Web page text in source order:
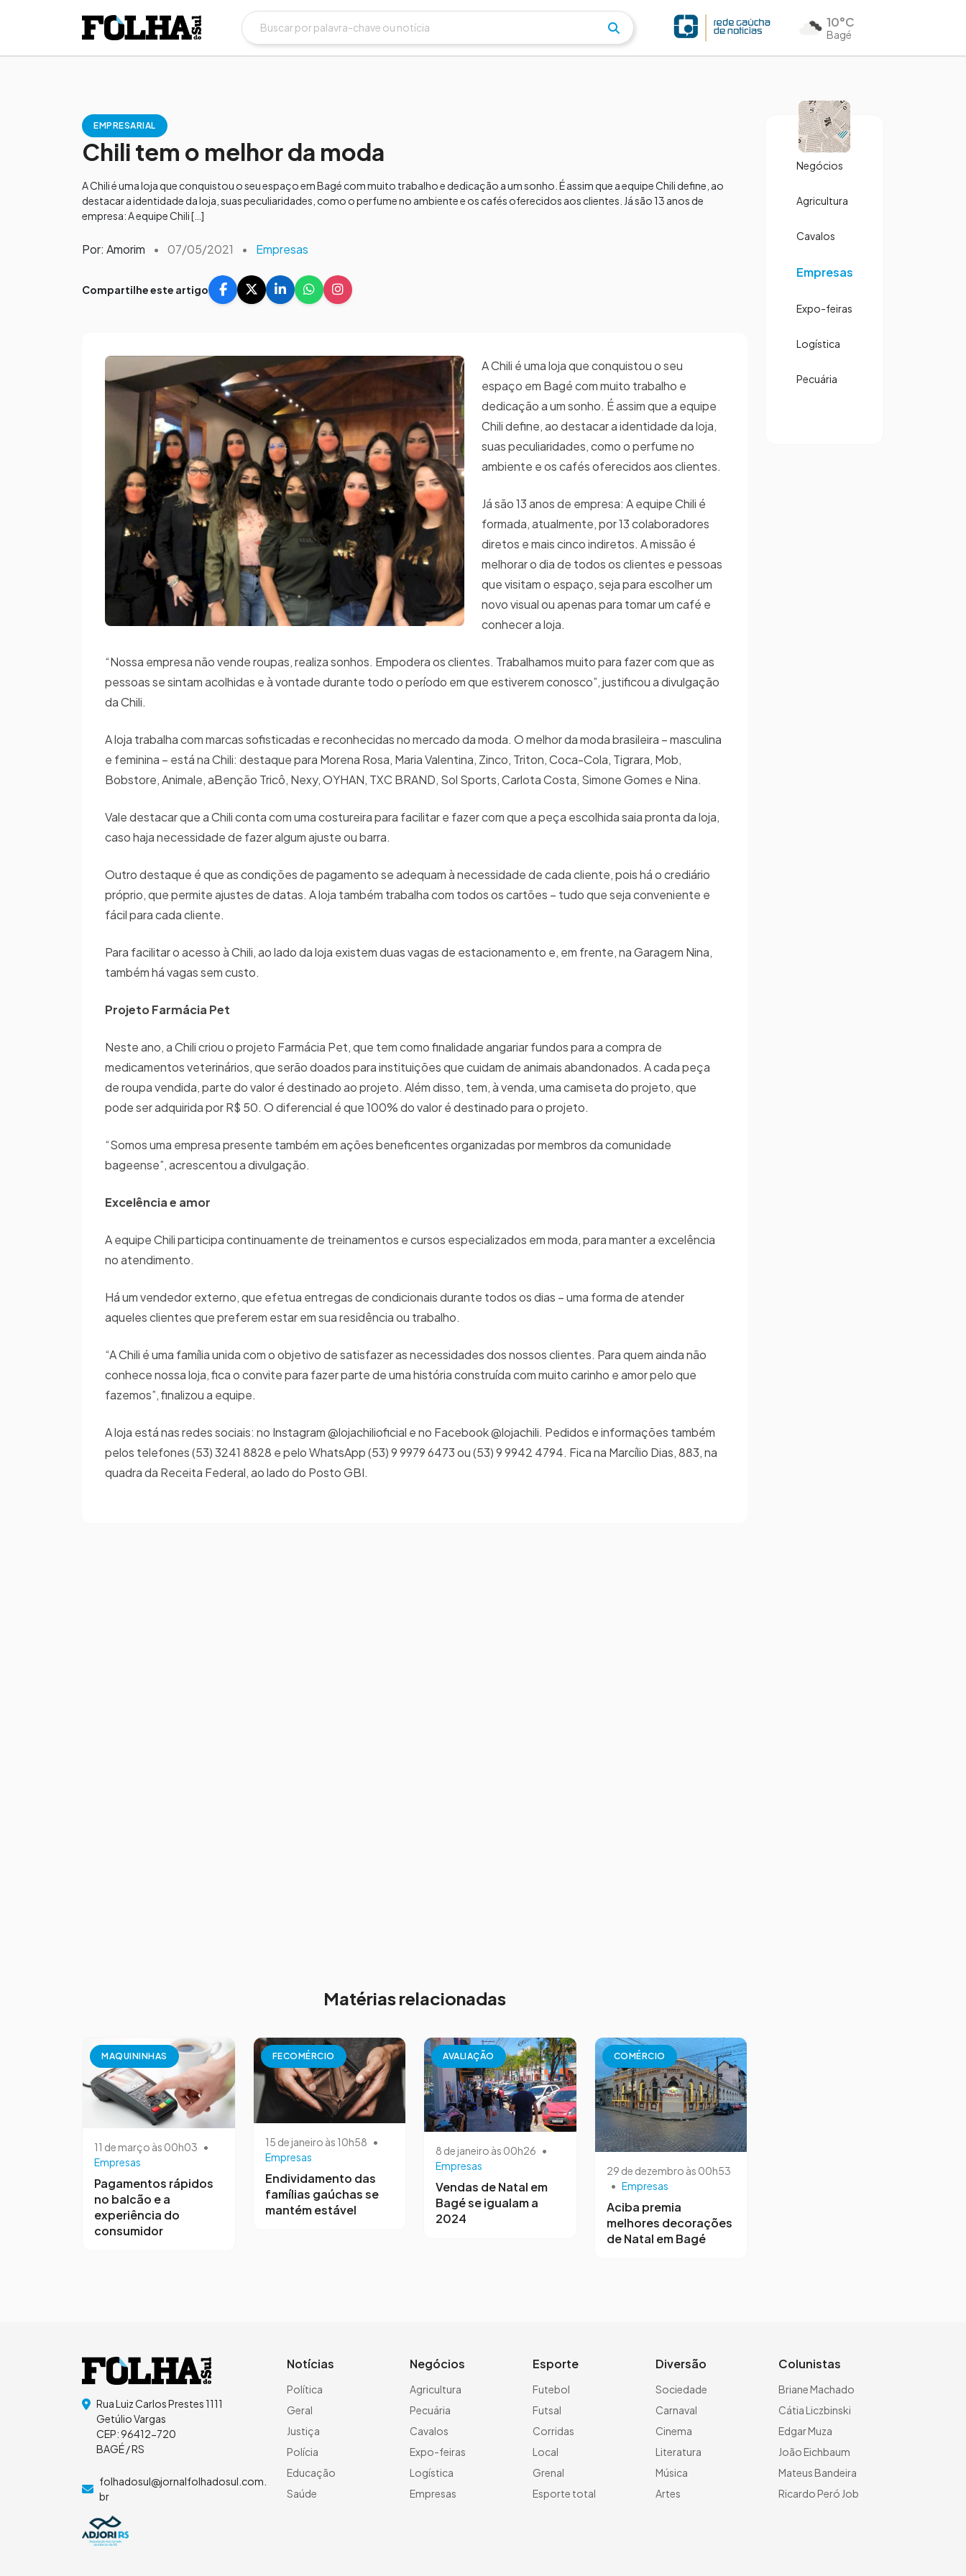
10°C
Bagé
EMPRESARIAL
Chili tem o melhor da moda
A Chili é uma loja que conquistou o seu espaço em Bagé com muito trabalho e dedicação a um sonho. É assim que a equipe Chili define, ao
destacar a identidade da loja, suas peculiaridades, como o perfume no ambiente e os cafés oferecidos aos clientes. Já são 13 anos de
empresa: A equipe Chili […]
Por: Amorim • 07/05/2021 • Empresas
Compartilhe este artigo
A Chili é uma loja que conquistou o seu
espaço em Bagé com muito trabalho e
dedicação a um sonho. É assim que a equipe
Chili define, ao destacar a identidade da loja,
suas peculiaridades, como o perfume no
ambiente e os cafés oferecidos aos clientes.
Já são 13 anos de empresa: A equipe Chili é
formada, atualmente, por 13 colaboradores
diretos e mais cinco indiretos. A missão é
melhorar o dia de todos os clientes e pessoas
que visitam o espaço, seja para escolher um
novo visual ou apenas para tomar um café e
conhecer a loja.
“Nossa empresa não vende roupas, realiza sonhos. Empodera os clientes. Trabalhamos muito para fazer com que as
pessoas se sintam acolhidas e à vontade durante todo o período em que estiverem conosco”, justificou a divulgação
da Chili.
A loja trabalha com marcas sofisticadas e reconhecidas no mercado da moda. O melhor da moda brasileira – masculina
e feminina – está na Chili: destaque para Morena Rosa, Maria Valentina, Zinco, Triton, Coca-Cola, Tigrara, Mob,
Bobstore, Animale, aBenção Tricô, Nexy, OYHAN, TXC BRAND, Sol Sports, Carlota Costa, Simone Gomes e Nina.
Vale destacar que a Chili conta com uma costureira para facilitar e fazer com que a peça escolhida saia pronta da loja,
caso haja necessidade de fazer algum ajuste ou barra.
Outro destaque é que as condições de pagamento se adequam à necessidade de cada cliente, pois há o crediário
próprio, que permite ajustes de datas. A loja também trabalha com todos os cartões – tudo que seja conveniente e
fácil para cada cliente.
Para facilitar o acesso à Chili, ao lado da loja existem duas vagas de estacionamento e, em frente, na Garagem Nina,
também há vagas sem custo.
Projeto Farmácia Pet
Neste ano, a Chili criou o projeto Farmácia Pet, que tem como finalidade angariar fundos para a compra de
medicamentos veterinários, que serão doados para instituições que cuidam de animais abandonados. A cada peça
de roupa vendida, parte do valor é destinado ao projeto. Além disso, tem, à venda, uma camiseta do projeto, que
pode ser adquirida por R$ 50. O diferencial é que 100% do valor é destinado para o projeto.
“Somos uma empresa presente também em ações beneficentes organizadas por membros da comunidade
bageense”, acrescentou a divulgação.
Excelência e amor
A equipe Chili participa continuamente de treinamentos e cursos especializados em moda, para manter a excelência
no atendimento.
Há um vendedor externo, que efetua entregas de condicionais durante todos os dias – uma forma de atender
aqueles clientes que preferem estar em sua residência ou trabalho.
“A Chili é uma família unida com o objetivo de satisfazer as necessidades dos nossos clientes. Para quem ainda não
conhece nossa loja, fica o convite para fazer parte de uma história construída com muito carinho e amor pelo que
fazemos”, finalizou a equipe.
A loja está nas redes sociais: no Instagram @lojachilioficial e no Facebook @lojachili. Pedidos e informações também
pelos telefones (53) 3241 8828 e pelo WhatsApp (53) 9 9979 6473 ou (53) 9 9942 4794. Fica na Marcílio Dias, 883, na
quadra da Receita Federal, ao lado do Posto GBI.
Matérias relacionadas
MAQUININHAS
11 de março às 00h03 •
Empresas
Pagamentos rápidos
no balcão e a
experiência do
consumidor
FECOMÉRCIO
15 de janeiro às 10h58 •
Empresas
Endividamento das
famílias gaúchas se
mantém estável
AVALIAÇÃO
8 de janeiro às 00h26 •
Empresas
Vendas de Natal em
Bagé se igualam a
2024
COMÉRCIO
29 de dezembro às 00h53
• Empresas
Aciba premia
melhores decorações
de Natal em Bagé
Negócios
Agricultura
Cavalos
Empresas
Expo-feiras
Logística
Pecuária
Rua Luiz Carlos Prestes 1111
Getúlio Vargas
CEP: 96412-720
BAGÉ / RS
folhadosul@jornalfolhadosul.com.
br
Notícias
Política
Geral
Justiça
Polícia
Educação
Saúde
Negócios
Agricultura
Pecuária
Cavalos
Expo-feiras
Logística
Empresas
Esporte
Futebol
Futsal
Corridas
Local
Grenal
Esporte total
Diversão
Sociedade
Carnaval
Cinema
Literatura
Música
Artes
Colunistas
Briane Machado
Cátia Liczbinski
Edgar Muza
João Eichbaum
Mateus Bandeira
Ricardo Peró Job